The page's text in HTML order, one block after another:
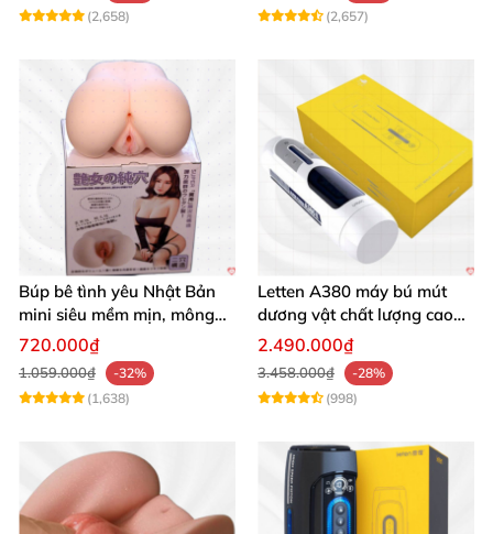
(2,658)
(2,657)
Búp bê tình yêu Nhật Bản
mini siêu mềm mịn, mông
tròn quyến rũ
720.000₫
1.059.000₫
-32%
(1,638)
Letten A380 máy bú mút
dương vật chất lượng cao
giá tốt
2.490.000₫
3.458.000₫
-28%
(998)